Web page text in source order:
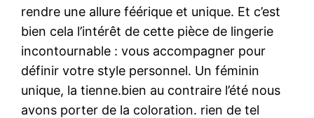
rendre une allure féérique et unique. Et c’est
bien cela l’intérêt de cette pièce de lingerie
incontournable : vous accompagner pour
définir votre style personnel. Un féminin
unique, la tienne.bien au contraire l’été nous
avons porter de la coloration. rien de tel